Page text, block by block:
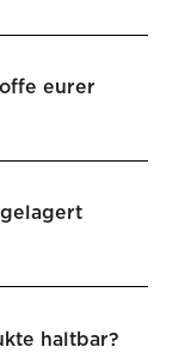
eurer
haltbar?